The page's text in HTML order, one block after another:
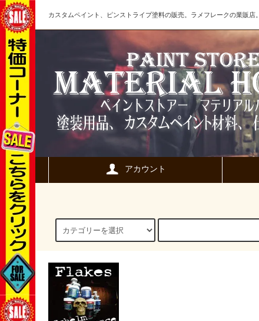
カスタムペイント、ピンストライプ塗料の販売。ラメフレークの業販店。
アカウント